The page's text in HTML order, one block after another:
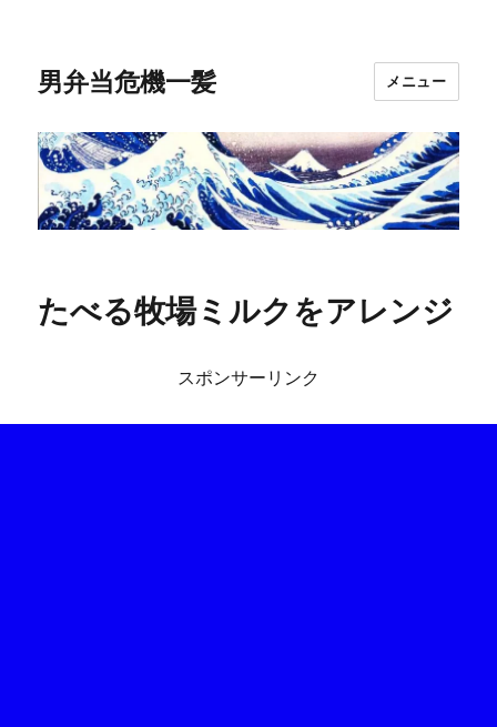
男弁当危機一髪 メニュー
たべる牧場ミルクをアレンジ
スポンサーリンク